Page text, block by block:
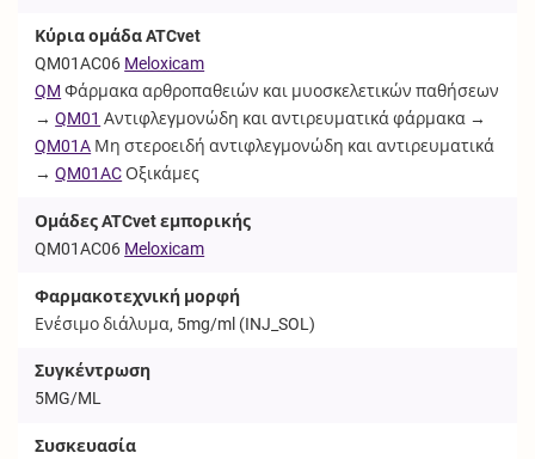
Κύρια ομάδα ATCvet
QM01AC06 Meloxicam
QM Φάρμακα αρθροπαθειών και μυοσκελετικών παθήσεων
→QM01 Αντιφλεγμονώδη και αντιρευματικά φάρμακα →
QM01A Μη στεροειδή αντιφλεγμονώδη και αντιρευματικά
→QM01AC Οξικάμες
Ομάδες ATCvet εμπορικής
QM01AC06 Meloxicam
Φαρμακοτεχνική μορφή
Ενέσιμο διάλυμα, 5mg/ml (INJ_SOL)
Συγκέντρωση
5MG/ML
Συσκευασία